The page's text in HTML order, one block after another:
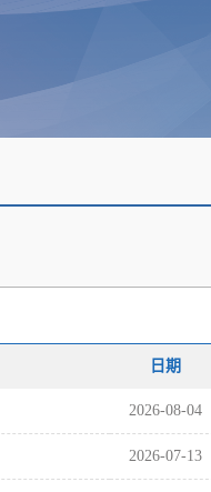
日期
2026-08-04
2026-07-13